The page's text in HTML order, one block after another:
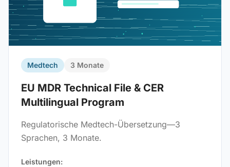
Medtech 3 Monate
EU MDR Technical File & CER
Multilingual Program
Regulatorische Medtech-Übersetzung—3
Sprachen, 3 Monate.
Leistungen: